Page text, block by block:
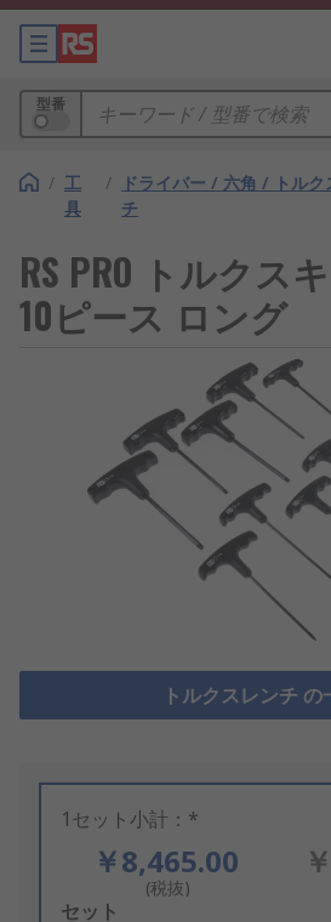
型番
/ 工
具
/
ドライバー / 六角 / トルク
チ
RS PRO トルクス
10ピース ロング
トルクスレンチ の
1セット小計：*
￥8,465.00
(税抜)
Add
セット